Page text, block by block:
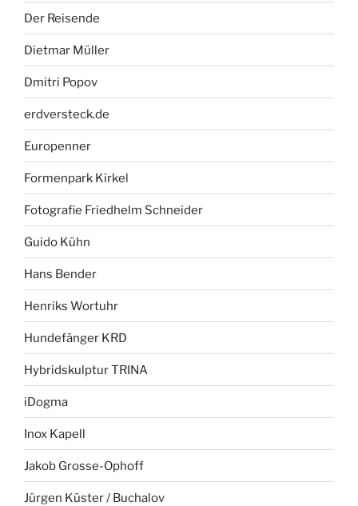
Der Reisende
Dietmar Müller
Dmitri Popov
erdversteck.de
Europenner
Formenpark Kirkel
Fotografie Friedhelm Schneider
Guido Kühn
Hans Bender
Henriks Wortuhr
Hundefänger KRD
Hybridskulptur TRINA
iDogma
Inox Kapell
Jakob Grosse-Ophoff
Jürgen Küster / Buchalov